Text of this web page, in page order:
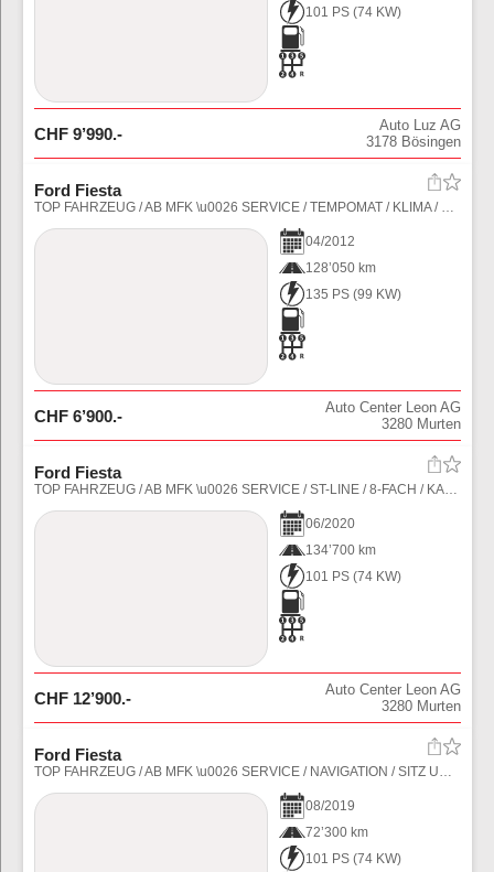
101 PS (74 KW)
CHF 9’990.-
Auto Luz AG
3178 Bösingen
Ford Fiesta
TOP FAHRZEUG / AB MFK \u0026 SERVICE / TEMPOMAT / KLIMA / ST-LINE / LEDER
04/2012
128’050 km
135 PS (99 KW)
CHF 6’900.-
Auto Center Leon AG
3280 Murten
Ford Fiesta
TOP FAHRZEUG / AB MFK \u0026 SERVICE / ST-LINE / 8-FACH / KAMERA / TEMPOMAT / NAVIGATION
06/2020
134’700 km
101 PS (74 KW)
CHF 12’900.-
Auto Center Leon AG
3280 Murten
Ford Fiesta
TOP FAHRZEUG / AB MFK \u0026 SERVICE / NAVIGATION / SITZ UND LENKRADHEIZUNG / TEMPOMAT / B\u0026O SOUND
08/2019
72’300 km
101 PS (74 KW)